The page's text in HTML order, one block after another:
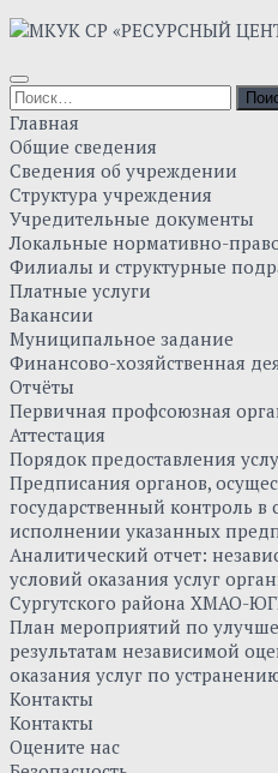
Skip
content
Найти:
Главная
Общие сведения
Сведения об учреждении
Структура учреждения
Учредительные документы
Локальные нормативно-
Филиалы и структурные
Платные услуги
Вакансии
Муниципальное задание
Финансово-хозяйственная
Отчёты
Первичная профсоюзная
Аттестация
Порядок предоставления
Предписания органов,
государственный контроль в
исполнении указанных
Аналитический отчет:
условий оказания услуг
Сургутского района ХМАО-
План мероприятий по
результатам независимой
оказания услуг по
Контакты
Контакты
Оцените нас